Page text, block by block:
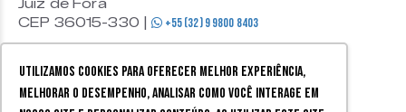
Utilizamos cookies para oferecer melhor experiência,
melhorar o desempenho, analisar como você interage em
Juiz de Fora
CEP 36015-330 |
+55 (32) 9 9800 8403